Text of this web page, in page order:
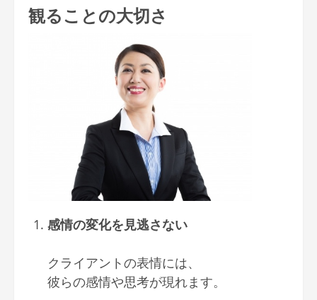
観ることの大切さ
感情の変化を見逃さない
クライアントの表情には、
彼らの感情や思考が現れます。